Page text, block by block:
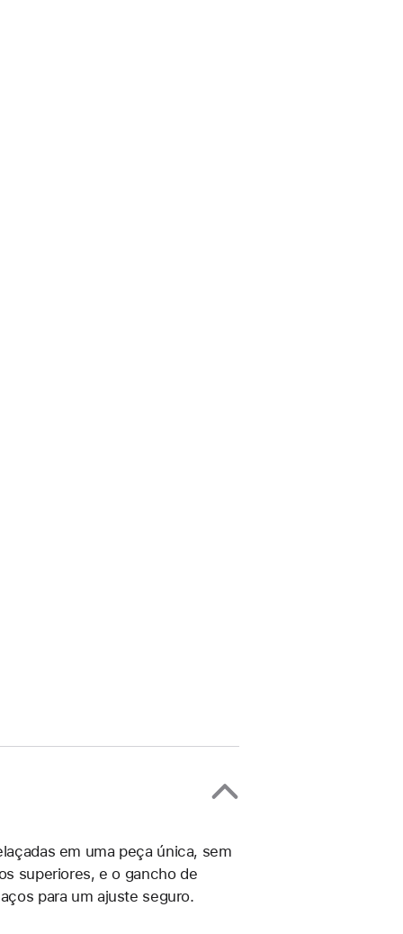
em uma peça única, sem
superiores, e o gancho de
para um ajuste seguro.